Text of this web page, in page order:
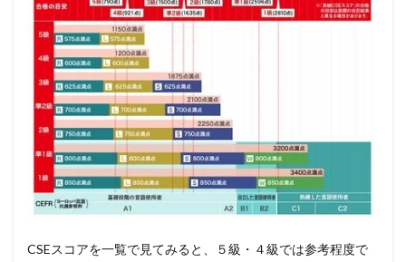
CSEスコアを一覧で見てみると、５級・４級では参考程度で